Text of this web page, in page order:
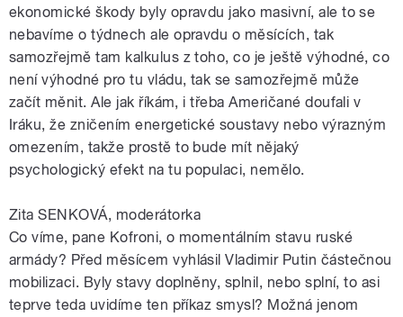
ekonomické škody byly opravdu jako masivní, ale to se
nebavíme o týdnech ale opravdu o měsících, tak
samozřejmě tam kalkulus z toho, co je ještě výhodné, co
není výhodné pro tu vládu, tak se samozřejmě může
začít měnit. Ale jak říkám, i třeba Američané doufali v
Iráku, že zničením energetické soustavy nebo výrazným
omezením, takže prostě to bude mít nějaký
psychologický efekt na tu populaci, nemělo.
Zita SENKOVÁ, moderátorka
Co víme, pane Kofroni, o momentálním stavu ruské
armády? Před měsícem vyhlásil Vladimir Putin částečnou
mobilizaci. Byly stavy doplněny, splnil, nebo splní, to asi
teprve teda uvidíme ten příkaz smysl? Možná jenom